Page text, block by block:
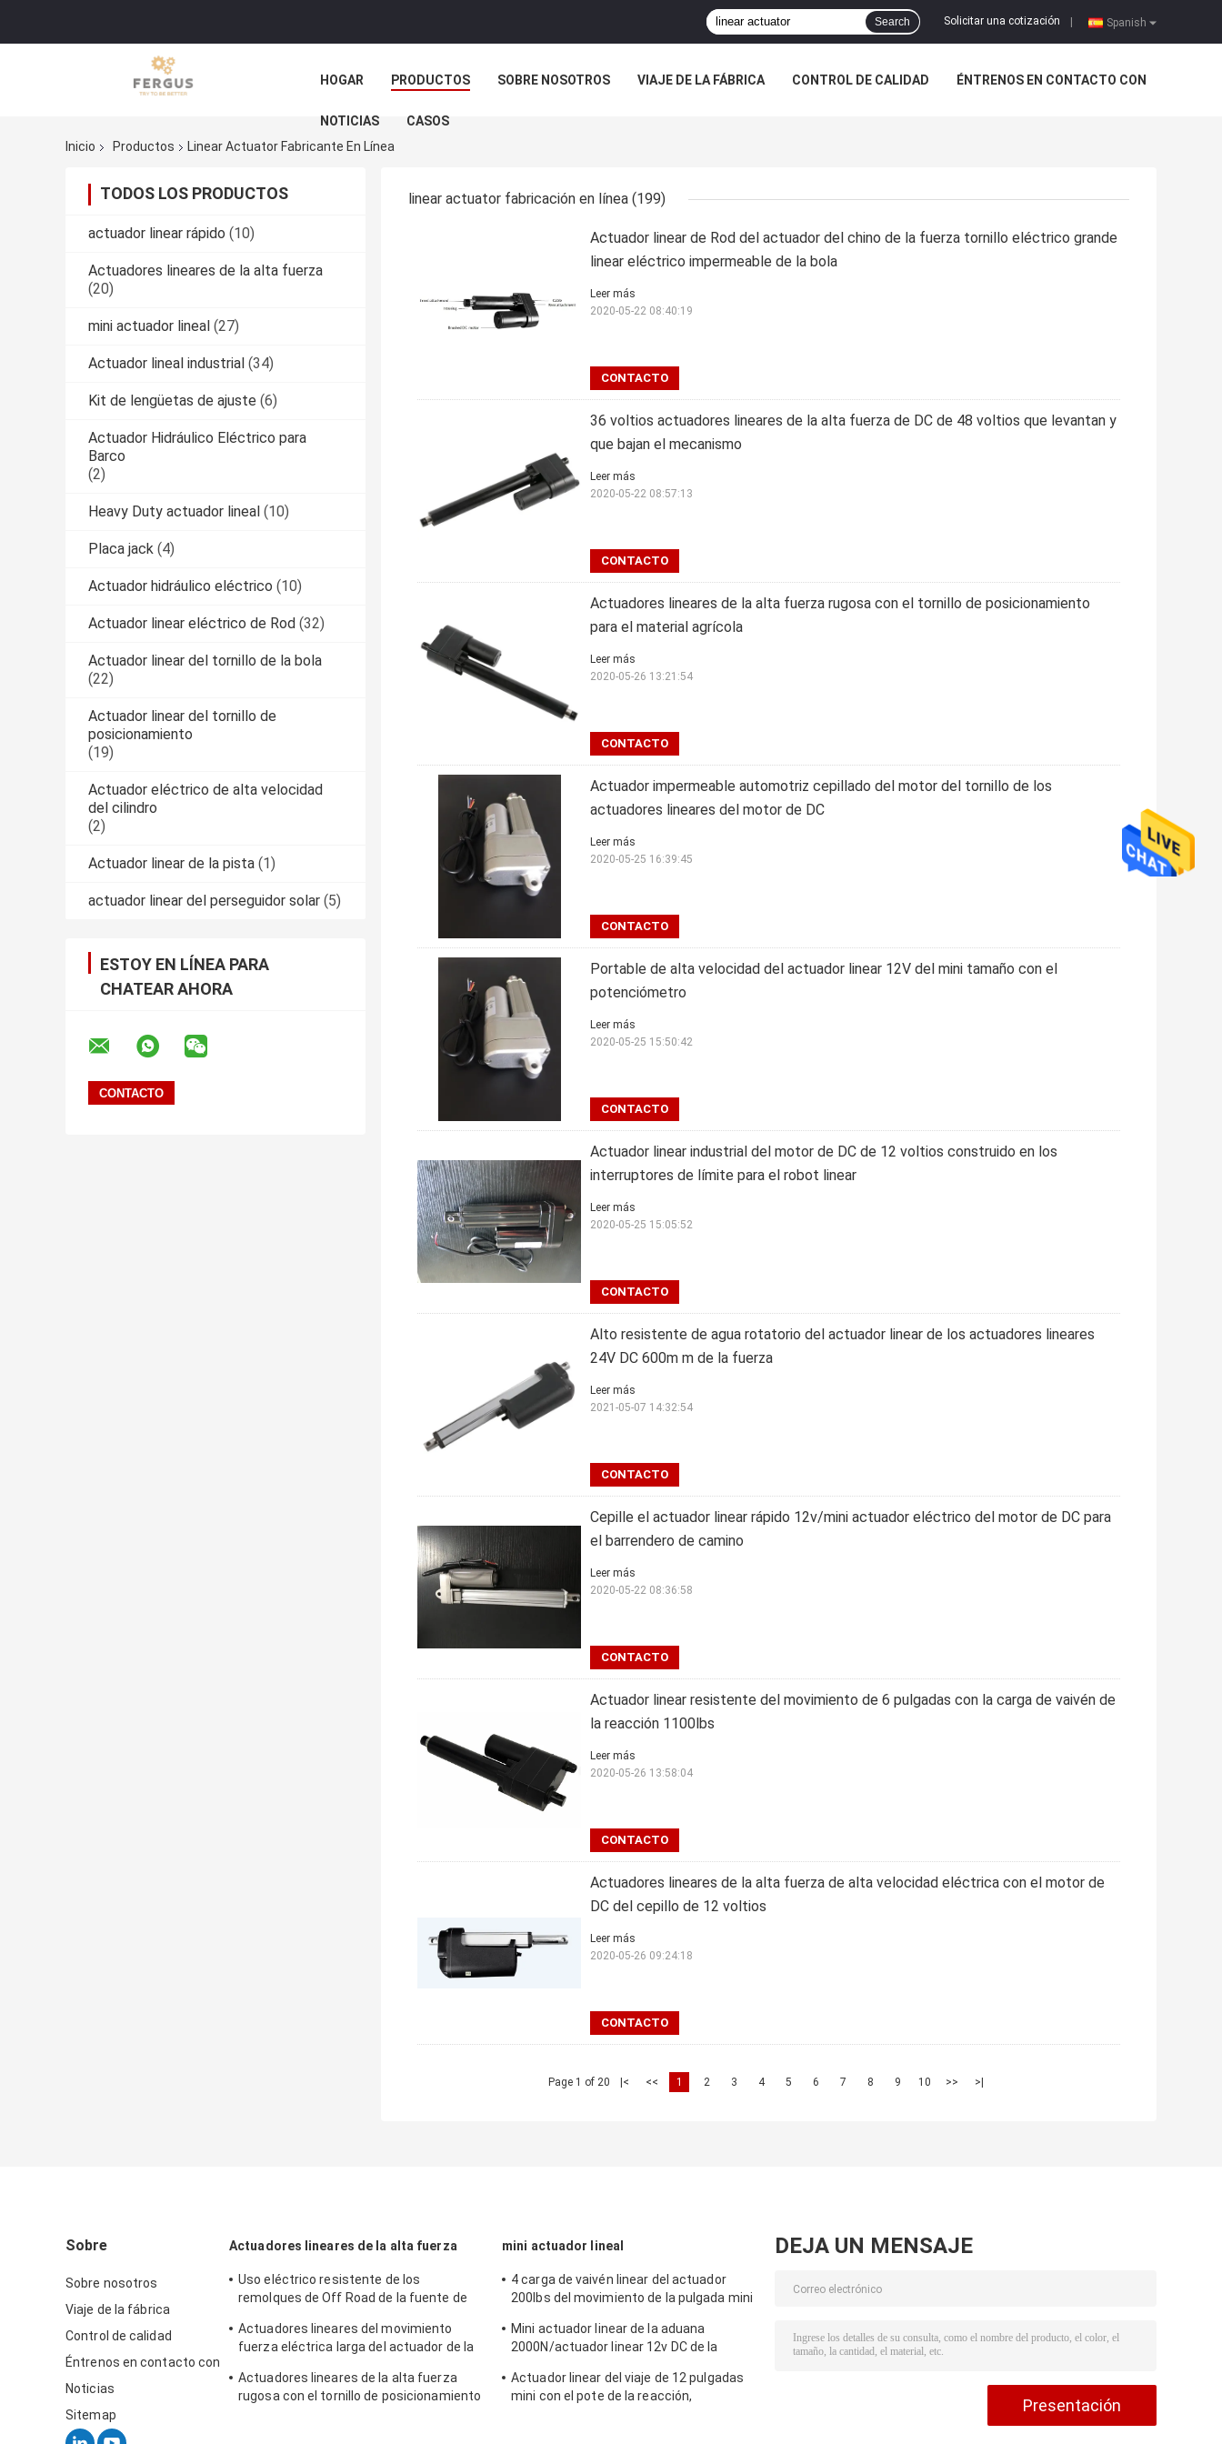
Spanish
Solicitar una cotización
Search
HOGAR PRODUCTOS SOBRE NOSOTROS VIAJE DE LA FÁBRICA CONTROL DE CALIDAD ÉNTRENOS EN CONTACTO CON
NOTICIAS
CASOS
Inicio
Productos Linear Actuator Fabricante En Línea
TODOS LOS PRODUCTOS
actuador linear rápido (10)
Actuadores lineares de la alta fuerza
(20)
mini actuador lineal (27)
Actuador lineal industrial (34)
Kit de lengüetas de ajuste (6)
Actuador Hidráulico Eléctrico para
Barco
(2)
Heavy Duty actuador lineal (10)
Placa jack (4)
Actuador hidráulico eléctrico (10)
Actuador linear eléctrico de Rod (32)
Actuador linear del tornillo de la bola
(22)
Actuador linear del tornillo de
posicionamiento
(19)
Actuador eléctrico de alta velocidad
del cilindro
(2)
Actuador linear de la pista (1)
actuador linear del perseguidor solar (5)
ESTOY EN LÍNEA PARA
CHATEAR AHORA
linear actuator fabricación en línea (199)
Actuador linear de Rod del actuador del chino de la fuerza tornillo eléctrico grande
linear eléctrico impermeable de la bola
CONTACTO
Leer más
2020-05-22 08:40:19
36 voltios actuadores lineares de la alta fuerza de DC de 48 voltios que levantan y
que bajan el mecanismo
CONTACTO
Leer más
2020-05-22 08:57:13
Actuadores lineares de la alta fuerza rugosa con el tornillo de posicionamiento
para el material agrícola
CONTACTO
Leer más
2020-05-26 13:21:54
Actuador impermeable automotriz cepillado del motor del tornillo de los
actuadores lineares del motor de DC
CONTACTO
Leer más
2020-05-25 16:39:45
Portable de alta velocidad del actuador linear 12V del mini tamaño con el
potenciómetro
CONTACTO
Leer más
2020-05-25 15:50:42
Actuador linear industrial del motor de DC de 12 voltios construido en los
interruptores de límite para el robot linear
CONTACTO
Leer más
2020-05-25 15:05:52
Alto resistente de agua rotatorio del actuador linear de los actuadores lineares
24V DC 600m m de la fuerza
CONTACTO
Leer más
2021-05-07 14:32:54
Cepille el actuador linear rápido 12v/mini actuador eléctrico del motor de DC para
el barrendero de camino
CONTACTO
Leer más
2020-05-22 08:36:58
Actuador linear resistente del movimiento de 6 pulgadas con la carga de vaivén de
la reacción 1100lbs
CONTACTO
Leer más
2020-05-26 13:58:04
Actuadores lineares de la alta fuerza de alta velocidad eléctrica con el motor de
DC del cepillo de 12 voltios
CONTACTO
Leer más
2020-05-26 09:24:18
Page 1 of 20 |< << 1 2 3 4 5 6 7 8 9 10 >> >|
Sobre
Sobre nosotros
Viaje de la fábrica
Control de calidad
Éntrenos en contacto con
Noticias
Sitemap
Actuadores lineares de la alta fuerza
Uso eléctrico resistente de los
remolques de Off Road de la fuente de
Actuadores lineares del movimiento
fuerza eléctrica larga del actuador de la
Actuadores lineares de la alta fuerza
rugosa con el tornillo de posicionamiento
mini actuador lineal
4 carga de vaivén linear del actuador
200lbs del movimiento de la pulgada mini
Mini actuador linear de la aduana
2000N/actuador linear 12v DC de la
Actuador linear del viaje de 12 pulgadas
mini con el pote de la reacción,
DEJA UN MENSAJE